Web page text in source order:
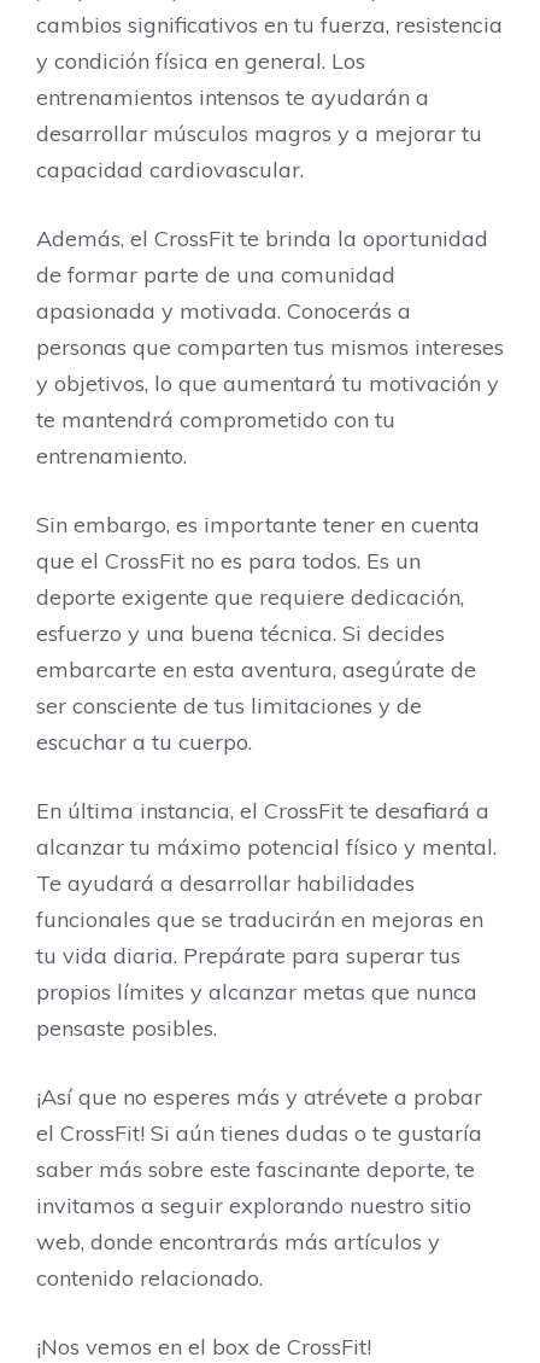
cambios significativos en tu fuerza, resistencia
y condición física en general. Los
entrenamientos intensos te ayudarán a
desarrollar músculos magros y a mejorar tu
capacidad cardiovascular.
Además, el CrossFit te brinda la oportunidad
de formar parte de una comunidad
apasionada y motivada. Conocerás a
personas que comparten tus mismos intereses
y objetivos, lo que aumentará tu motivación y
te mantendrá comprometido con tu
entrenamiento.
Sin embargo, es importante tener en cuenta
que el CrossFit no es para todos. Es un
deporte exigente que requiere dedicación,
esfuerzo y una buena técnica. Si decides
embarcarte en esta aventura, asegúrate de
ser consciente de tus limitaciones y de
escuchar a tu cuerpo.
En última instancia, el CrossFit te desafiará a
alcanzar tu máximo potencial físico y mental.
Te ayudará a desarrollar habilidades
funcionales que se traducirán en mejoras en
tu vida diaria. Prepárate para superar tus
propios límites y alcanzar metas que nunca
pensaste posibles.
¡Así que no esperes más y atrévete a probar
el CrossFit! Si aún tienes dudas o te gustaría
saber más sobre este fascinante deporte, te
invitamos a seguir explorando nuestro sitio
web, donde encontrarás más artículos y
contenido relacionado.
¡Nos vemos en el box de CrossFit!